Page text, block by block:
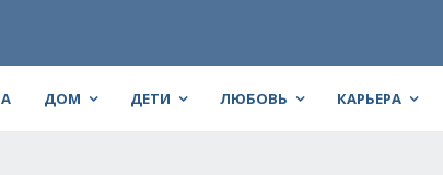
ДОМ ДЕТИ ЛЮБОВЬ КАРЬЕРА